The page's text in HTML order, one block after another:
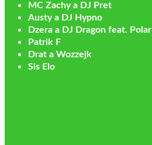
MC Zachy a DJ Pret
Austy a DJ Hypno
Dzera a DJ Dragon feat. Polar
Patrik F
Drat a Wozzejk
Sis Elo